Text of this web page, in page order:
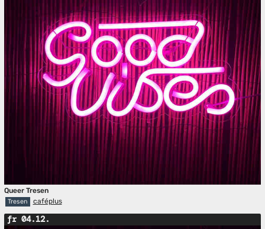
Queer Tresen
Tresen caféplus
fr 04.12.